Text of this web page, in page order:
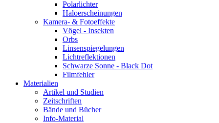
Polarlichter
Haloerscheinungen
Kamera- & Fotoeffekte
Vögel - Insekten
Orbs
Linsenspiegelungen
Lichtreflektionen
Schwarze Sonne - Black Dot
Filmfehler
Materialien
Artikel und Studien
Zeitschriften
Bände und Bücher
Info-Material